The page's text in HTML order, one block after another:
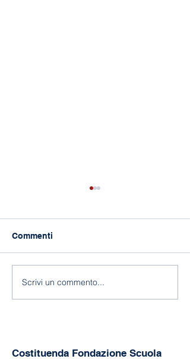
118 anni di Asilo!
Commenti
Scrivi un commento...
Costituenda Fondazione Scuola